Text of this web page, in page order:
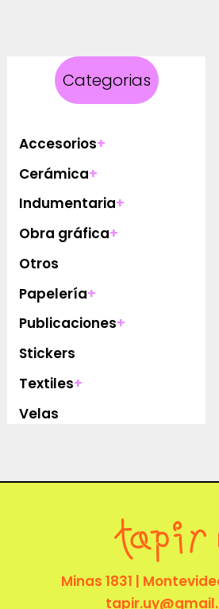
Categorias
Accesorios+
Cerámica+
Indumentaria+
Obra gráfica+
Otros
Papelería+
Publicaciones+
Stickers
Textiles+
Velas
Minas 1831 |